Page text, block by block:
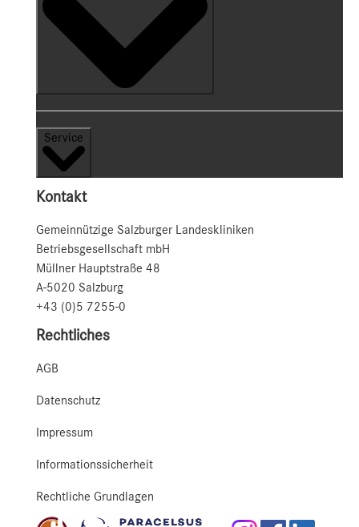
Service
Kontakt
Gemeinnützige Salzburger Landeskliniken
Betriebsgesellschaft mbH
Müllner Hauptstraße 48
A-5020 Salzburg
+43 (0)5 7255-0
Rechtliches
AGB
Datenschutz
Impressum
Informationssicherheit
Rechtliche Grundlagen